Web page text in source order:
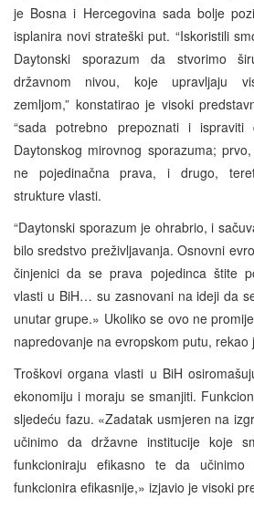
je Bosna i Hercegovina sada bolje
isplanira novi strateški put. “Iskoristili
Daytonski sporazum da stvorimo
državnom nivou, koje upravljaju
zemljom,” konstatirao je visoki
“sada potrebno prepoznati i ispraviti
Daytonskog mirovnog sporazuma;
ne pojedinačna prava, i drugo,
strukture vlasti.
“Daytonski sporazum je ohrabrio, i
bilo sredstvo preživljavanja. Osnovni
činjenici da se prava pojedinca štite
vlasti u BiH… su zasnovani na ideji da
unutar grupe.» Ukoliko se ovo ne
napredovanje na evropskom putu, rekao
Troškovi organa vlasti u BiH
ekonomiju i moraju se smanjiti.
sljedeću fazu. «Zadatak usmjeren na
učinimo da državne institucije koje
funkcioniraju efikasno te da
funkcionira efikasnije,» izjavio je visoki